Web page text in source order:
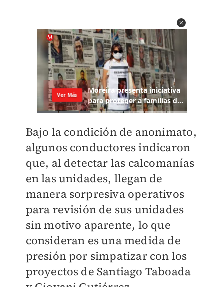
Bajo la condición de anonimato,
algunos conductores indicaron
que, al detectar las calcomanías
en las unidades, llegan de
manera sorpresiva operativos
para revisión de sus unidades
sin motivo aparente, lo que
consideran es una medida de
presión por simpatizar con los
proyectos de Santiago Taboada